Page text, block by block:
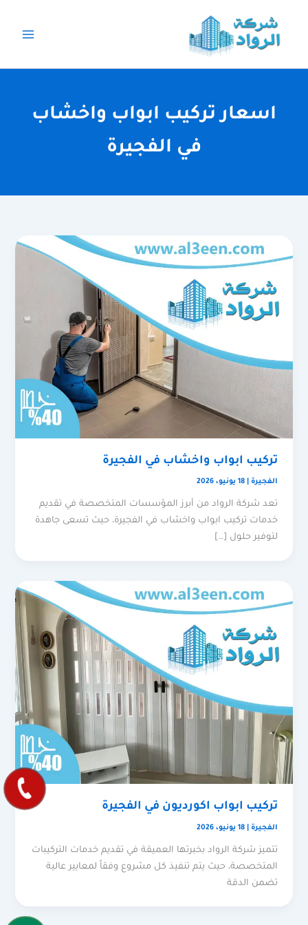
المحتوى
اسعار تركيب ابواب واخشاب
في الفجيرة
تركيب ابواب واخشاب في الفجيرة
الفجيرة |18 يونيو، 2026
تعد شركة الرواد من أبرز المؤسسات المتخصصة في تقديم
خدمات تركيب ابواب واخشاب في الفجيرة، حيث تسعى جاهدة
لتوفير حلول […]
تركيب ابواب اكورديون في الفجيرة
الفجيرة |18 يونيو، 2026
تتميز شركة الرواد بخبرتها العميقة في تقديم خدمات التركيبات
المتخصصة، حيث يتم تنفيذ كل مشروع وفقاً لمعايير عالية
تضمن الدقة